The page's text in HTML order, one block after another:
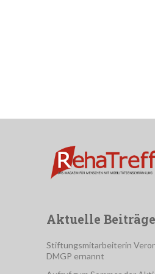
Aktuelle
Stiftungsmitarbeiterin
DMGP ernannt